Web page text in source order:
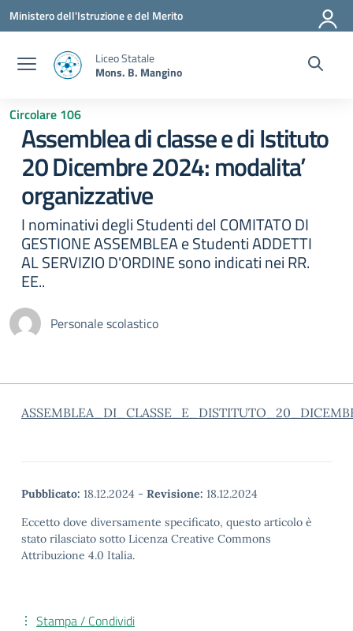
Vai ai contenuti
Vai al menu di navigazione
Vai al footer
Ministero dell'Istruzione e del Merito
Liceo Statale
Mons. B. Mangino
Circolare 106
Assemblea di classe e di Istituto
20 Dicembre 2024: modalita’
organizzative
I nominativi degli Studenti del COMITATO DI
GESTIONE ASSEMBLEA e Studenti ADDETTI
AL SERVIZIO D'ORDINE sono indicati nei RR.
EE..
Personale scolastico
Pubblicato: 18.12.2024 - Revisione: 18.12.2024
Eccetto dove diversamente specificato, questo articolo è
stato rilasciato sotto Licenza Creative Commons
Attribuzione 4.0 Italia.
Stampa / Condividi